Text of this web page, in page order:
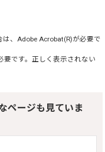
は、Adobe Acrobat(R)が必要で
要です。正しく表示されない
ページも見ていま